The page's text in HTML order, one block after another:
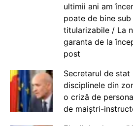
ultimii ani am
poate de bine
titularizabile / La
garanta de la
post
Secretarul de stat
disciplinele din
o criză de
de maiștri-